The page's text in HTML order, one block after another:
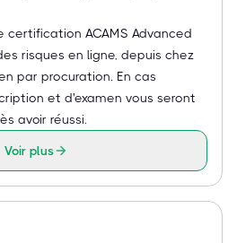
certification ACAMS Advanced
risques en ligne, depuis chez
par procuration. En cas
et d'examen vous seront
avoir réussi.
Voir plus